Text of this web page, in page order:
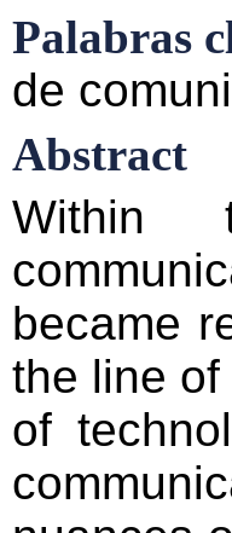
Palabras
de
Abstract
Within
became
the line
of